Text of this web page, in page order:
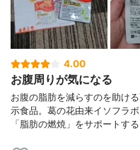
4.00
お腹周りが気になる
お腹の脂肪を減らすのを助け
示食品。葛の花由来イソフラ
「脂肪の燃焼」をサポートす